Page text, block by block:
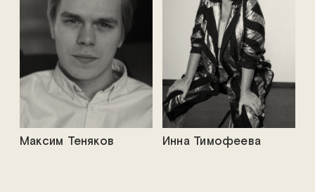
Инна Тимофеева
Максим Теняков